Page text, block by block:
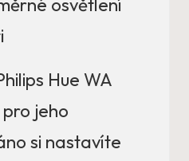
osvětlení
Hue WA
jeho
si nastavíte